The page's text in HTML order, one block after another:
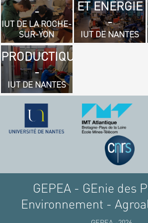
-
IUT DE LA ROCHE-
SUR-YON
ET ENERGIE
-
IUT DE NANTES
- GÉNIE
MÉCANIQUE
ET
PRODUCTIQUE
-
IUT DE NANTES
GEPEA - GEnie des
Environnement -